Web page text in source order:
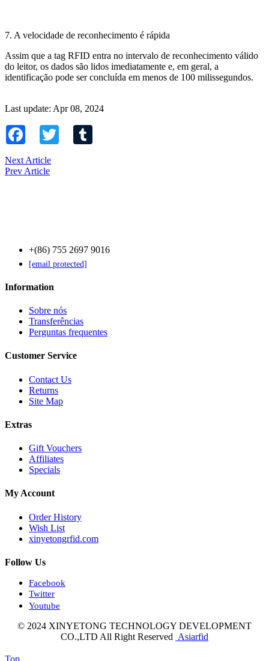
7. A velocidade de reconhecimento é rápida
Assim que a tag RFID entra no intervalo de reconhecimento válido
do leitor, os dados são lidos imediatamente e, em geral, a
identificação pode ser concluída em menos de 100 milissegundos.
Last update: Apr 08, 2024
Facebook Twitter
Next Article
Prev Article
+(86) 755 2697 9016
[email protected]
Information
Sobre nós
Transferências
Perguntas frequentes
Customer Service
Contact Us
Returns
Site Map
Extras
Gift Vouchers
Affiliates
Specials
My Account
Order History
Wish List
xinyetongrfid.com
Follow Us
Facebook
Twitter
Youtube
© 2024 XINYETONG TECHNOLOGY DEVELOPMENT
CO.,LTD All Right Reserved Asiarfid
Top